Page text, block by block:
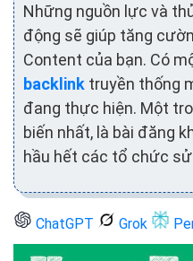
Những nguồn lực và
động sẽ giúp tăng
Content của bạn. Có
backlink truyền thống
đang thực hiện. Một
biến nhất, là bài đăng
hầu hết các tổ chức sử
ChatGPT Grok